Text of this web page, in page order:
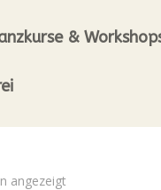
&
angezeigt